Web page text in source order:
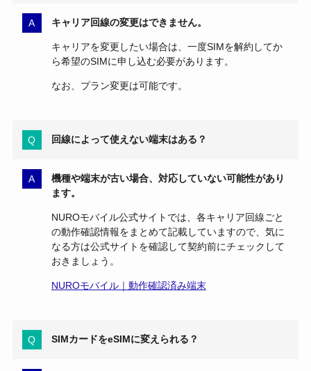
キャリア回線の変更はできません。
キャリアを変更したい場合は、一度SIMを解約してか
ら希望のSIMに申し込む必要があります。
なお、プラン変更は可能です。
回線によって使えない端末はある？
機種や端末が古い場合、対応していない可能性があり
ます。
NUROモバイル公式サイトでは、各キャリア回線ごと
の動作確認情報をまとめて記載していますので、気に
なる方は公式サイトを確認して契約前にチェックして
おきましょう。
NUROモバイル｜動作確認済み端末
SIMカードをeSIMに変えられる？